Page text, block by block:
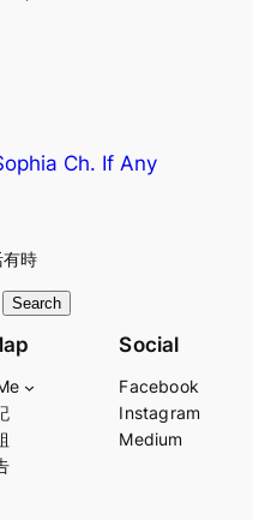
Ch. If Any
時
Search
Social
Facebook
Instagram
Medium